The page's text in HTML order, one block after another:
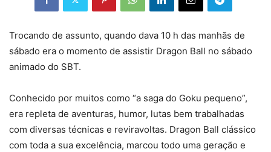
Trocando de assunto, quando dava 10 h das manhãs de
sábado era o momento de assistir Dragon Ball no sábado
animado do SBT.
Conhecido por muitos como “a saga do Goku pequeno”,
era repleta de aventuras, humor, lutas bem trabalhadas
com diversas técnicas e reviravoltas. Dragon Ball clássico
com toda a sua excelência, marcou todo uma geração e